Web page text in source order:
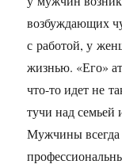
возбуждающих
с работой, у
жизнью. «Его»
что-то идет не
тучи над
Мужчины